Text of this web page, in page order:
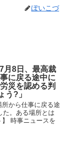
ぽいこづ
月8日、最高裁
に戻る途中に
災を認める判
う?」
から仕事に戻る途
た。ある場所とは
時事ニュースを